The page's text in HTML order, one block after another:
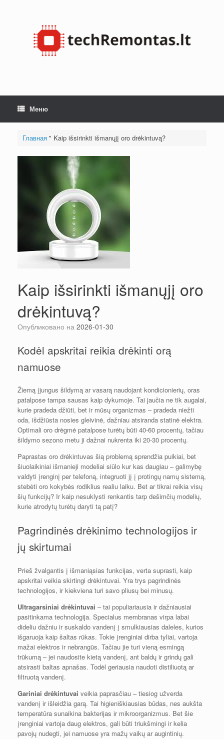
Меню
Главная" Kaip išsirinkti išmanųjį oro drėkintuvą?
Kaip išsirinkti išmanųjį oro
drėkintuvą?
Опубликовано на 2026-01-30
Kodėl apskritai reikia drėkinti orą
namuose
Žiemą įjungus šildymą ar vasarą naudojant kondicionierių, oras
patalpose tampa sausas kaip dykumoje. Tai jaučia ne tik augalai,
kurie pradeda džiūti, bet ir mūsų organizmas – pradeda niežti
oda, išdžiūsta nosies gleivinė, dažniau atsiranda statinė elektra.
Optimali oro drėgmė patalpose turėtų būti 40-60 procentų, tačiau
šildymo sezono metu ji dažnai nukrenta iki 20-30 procentų.
Paprastas oro drėkintuvas šią problemą sprendžia puikiai, bet
šiuolaikiniai išmanieji modeliai siūlo kur kas daugiau – galimybę
valdyti įrenginį per telefoną, integruoti jį į protingų namų sistemą,
stebėti oro kokybės rodiklius realiu laiku. Bet ar tikrai reikia visų
šių funkcijų? Ir kaip nesuklysti renkantis tarp dešimčių modelių,
kurie atrodytų turėtų daryti tą patį?
Pagrindinės drėkinimo technologijos ir
jų skirtumai
Prieš žvalgantis į išmaniąsias funkcijas, verta suprasti, kaip
apskritai veikia skirtingi drėkintuvai. Yra trys pagrindinės
technologijos, ir kiekviena turi savo pliusų bei minusų.
Ultragarsiniai drėkintuvai – tai populiariausia ir dažniausiai
pasitinkama technologija. Specialus membranas virpa labai
dideliu dažniu ir suskaldo vandenį į smulkiausias daleles, kurios
išgaruoja kaip šaltas rūkas. Tokie įrenginiai dirba tyliai, vartoja
mažai elektros ir nebrangūs. Tačiau jie turi vieną esmingą
trūkumą – jei naudosite kietą vandenį, ant baldų ir grindų gali
atsirasti baltas apnašas. Todėl geriausia naudoti distiliuotą ar
filtruotą vandenį.
Gariniai drėkintuvai veikia paprasčiau – tiesiog užverda
vandenį ir išleidžia garą. Tai higieniškiausias būdas, nes aukšta
temperatūra sunaikina bakterijas ir mikroorganizmus. Bet šie
įrenginiai vartoja daug elektros, gali būti triukšmingi ir kelia
pavojų nudegti, jei namuose yra mažų vaikų ar augintinių.